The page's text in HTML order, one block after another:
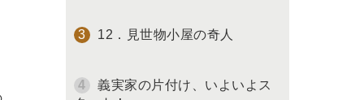
12．見世物小屋の奇人
義実家の片付け、いよいよス